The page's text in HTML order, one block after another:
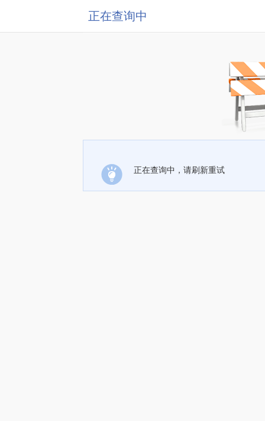
正在查询中
正在查询中，请刷新重试